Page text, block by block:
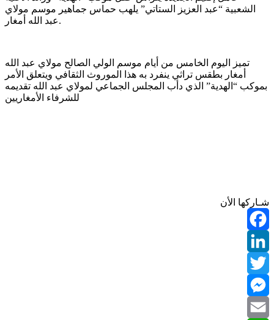
الشعبية “عبد العزيز الستاتي” يلهب حماس جماهير موسم مولاي
عبد الله أمغار.
تميز اليوم الخامس من أيام موسم الولي الصالح مولاي عبد الله
أمغار بطقس تراثي ينفرد به هذا الموروث الثقافي ويتعلق الأمر
بموكب “الهدية” الذي دأب المجلس الجماعي لمولاي عبد الله تقديمه
للشرفاء الأمغاريين
شـاركها الأن
Facebook
LinkedIn
Twitter
Messenger